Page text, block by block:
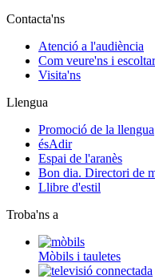
Contacta'ns
Atenció a l'audiència
Com veure'ns i
Visita'ns
Llengua
Promoció de la llengua
ésAdir
Espai de l'aranès
Bon dia. Directori de
Llibre d'estil
Troba'ns a
Mòbils i tauletes